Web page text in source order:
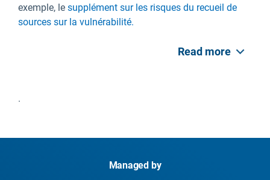
exemple, le supplément sur les risques du recueil de
sources sur la vulnérabilité.
Read more
.
Managed by